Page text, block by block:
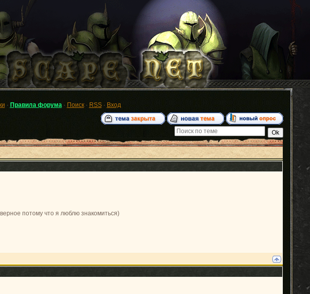
· Правила форума· Поиск· RSS· Вход
потому что я люблю знакомиться)